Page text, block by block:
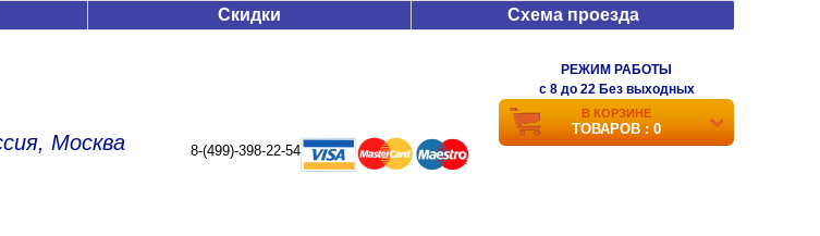
Скидки Схема проезда
Москва 8-(499)-398-22-54
РЕЖИМ РАБОТЫ
c 8 до 22 Без выходных
В КОРЗИНЕ
ТОВАРОВ : 0